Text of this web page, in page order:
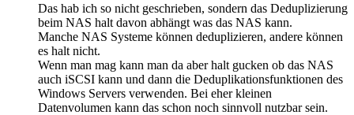
Das hab ich so nicht geschrieben, sondern das Deduplizierung
beim NAS halt davon abhängt was das NAS kann.
Manche NAS Systeme können deduplizieren, andere können
es halt nicht.
Wenn man mag kann man da aber halt gucken ob das NAS
auch iSCSI kann und dann die Deduplikationsfunktionen des
Windows Servers verwenden. Bei eher kleinen
Datenvolumen kann das schon noch sinnvoll nutzbar sein.